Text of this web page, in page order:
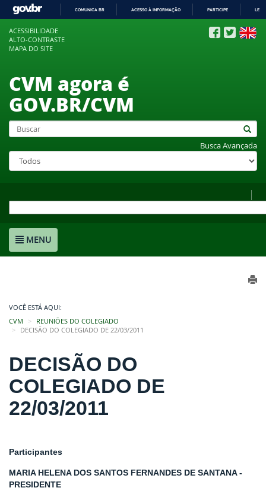
COMUNICA BR ACESSO À INFORMAÇÃO PARTICIPE
ACESSIBILIDADE
ALTO-CONTRASTE
MAPA DO SITE
CVM agora é
GOV.BR/CVM
Busca Avançada
MENU
VOCÊ ESTÁ AQUI:
CVM
REUNIÕES DO COLEGIADO
DECISÃO DO COLEGIADO DE 22/03/2011
DECISÃO DO
COLEGIADO DE
22/03/2011
Participantes
MARIA HELENA DOS SANTOS FERNANDES DE SANTANA -
PRESIDENTE